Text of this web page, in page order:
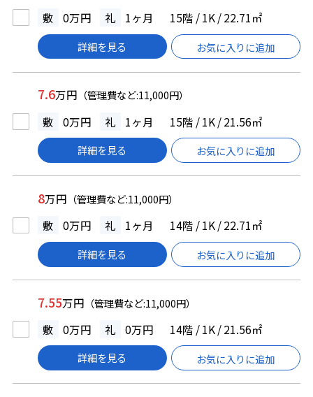
敷 0万円 礼 1ヶ月 15階 / 1K / 22.71㎡
詳細を見る お気に入りに追加
7.6万円 （管理費など:11,000円）
敷 0万円 礼 1ヶ月 15階 / 1K / 21.56㎡
詳細を見る お気に入りに追加
8万円 （管理費など:11,000円）
敷 0万円 礼 1ヶ月 14階 / 1K / 22.71㎡
詳細を見る お気に入りに追加
7.55万円 （管理費など:11,000円）
敷 0万円 礼 0万円 14階 / 1K / 21.56㎡
詳細を見る お気に入りに追加